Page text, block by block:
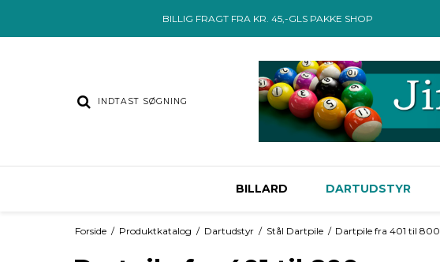
BILLIG FRAGT FRA KR. 45,-GLS PAKKE SHOP
BILLARD DARTUDSTYR
Forside / Produktkatalog / Dartudstyr / Stål Dartpile / Dartpile fra 401 til 800